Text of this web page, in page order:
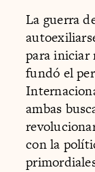
La guerra
para iniciar
fundó el
ambas
con la